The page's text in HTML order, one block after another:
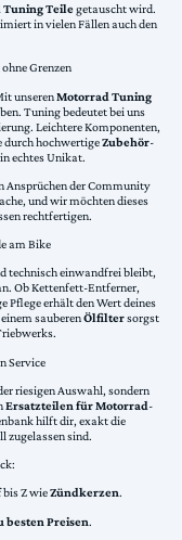
Teilegetauscht wird.
in vielen Fällen auch den
Grenzen
unserenMotorrad Tuning
Tuning bedeutet bei uns
Leichtere Komponenten,
durch hochwertigeZubehör-
echtes Unikat.
Ansprüchen der Community
und wir möchten dieses
rechtfertigen.
am Bike
technisch einwandfrei bleibt,
Ob Kettenfett-Entferner,
Pflege erhält den Wert deines
sauberenÖlfiltersorgst
Service
riesigen Auswahl, sondern
Ersatzteilen für Motorrad-
hilft dir, exakt die
zugelassen sind.
bis Z wieZündkerzen.
besten Preisen.